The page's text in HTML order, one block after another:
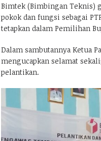
Bimtek (Bimbingan Teknis)
pokok dan fungsi sebagai
tetapkan dalam Pemilihan
Dalam sambutannya Ketua
mengucapkan selamat
pelantikan.